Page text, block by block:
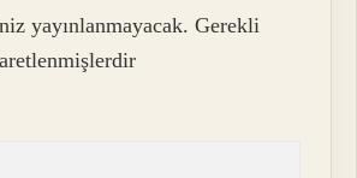
yayınlanmayacak. Gerekli